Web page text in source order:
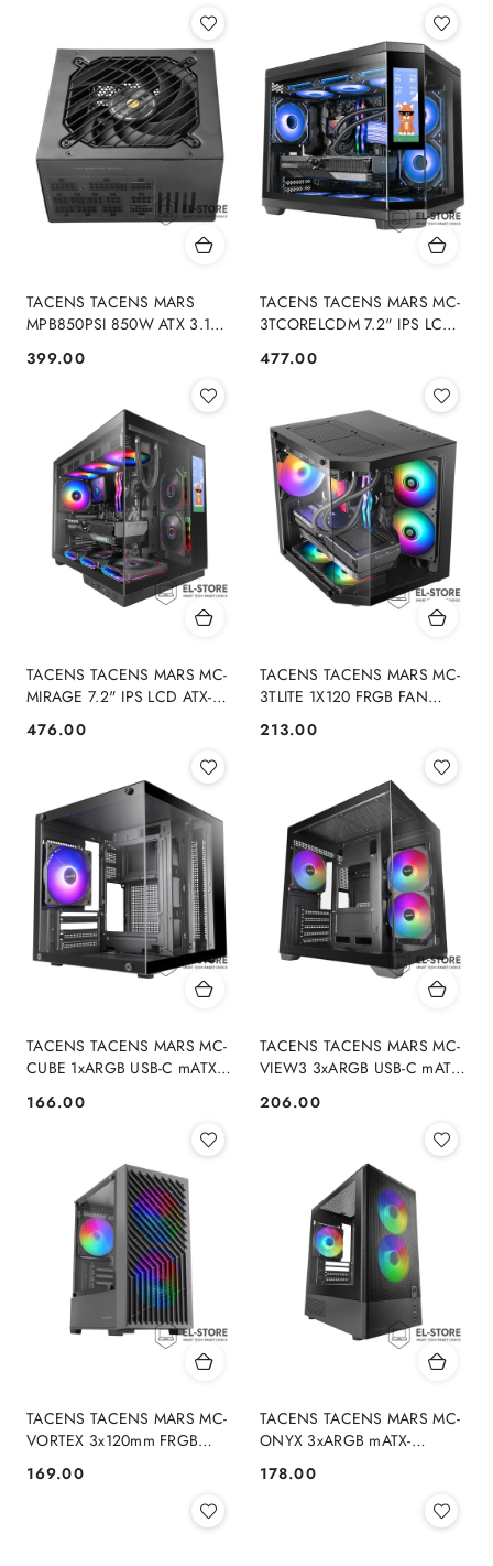
TACENS TACENS MARS
MPB850PSI 850W ATX 3.1
Cena:
399.00
TACENS TACENS MARS MC-
3TCORELCDM 7.2" IPS LCD
Cena:
477.00
TACENS TACENS MARS MC-
MIRAGE 7.2" IPS LCD ATX-
Cena:
476.00
TACENS TACENS MARS MC-
3TLITE 1X120 FRGB FAN
Cena:
213.00
TACENS TACENS MARS MC-
CUBE 1xARGB USB-C mATX-
Cena:
166.00
TACENS TACENS MARS MC-
VIEW3 3xARGB USB-C mATX-
Cena:
206.00
TACENS TACENS MARS MC-
VORTEX 3x120mm FRGB
Cena:
169.00
TACENS TACENS MARS MC-
ONYX 3xARGB mATX-
Cena:
178.00